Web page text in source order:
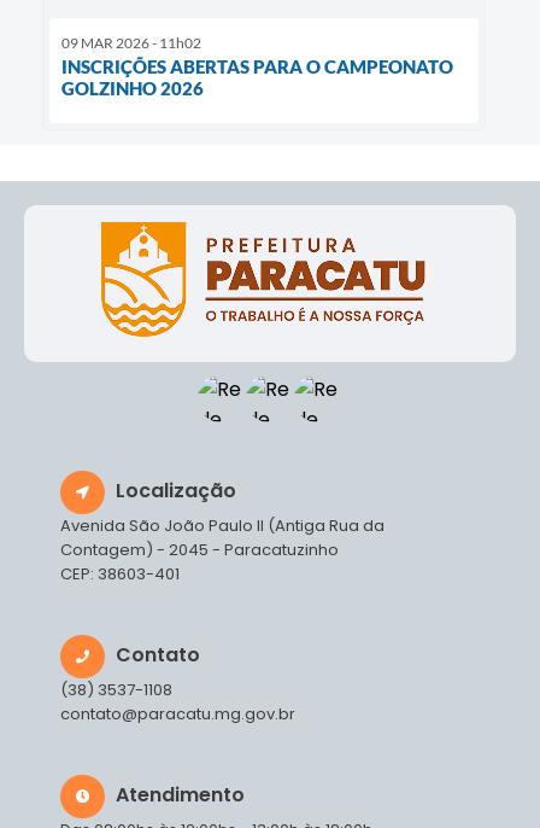
09 MAR 2026 - 11h02
INSCRIÇÕES ABERTAS PARA O CAMPEONATO
GOLZINHO 2026
Localização
Avenida São João Paulo II (Antiga Rua da
Contagem) - 2045 - Paracatuzinho
CEP: 38603-401
Contato
(38) 3537-1108
contato@paracatu.mg.gov.br
Atendimento